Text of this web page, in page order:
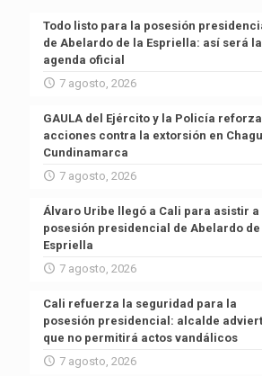
Todo listo para la posesión
de Abelardo de la Espriella: así será la
agenda oficial
7 agosto, 2026
GAULA del Ejército y la Policía
acciones contra la extorsión en
Cundinamarca
7 agosto, 2026
Álvaro Uribe llegó a Cali para asistir a
posesión presidencial de Abelardo de
Espriella
7 agosto, 2026
Cali refuerza la seguridad para la
posesión presidencial: alcalde
que no permitirá actos vandálicos
7 agosto, 2026